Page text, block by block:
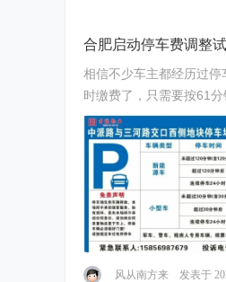
合肥启动停车费调整
相信不少车主都经历过
风从南方来 发表于